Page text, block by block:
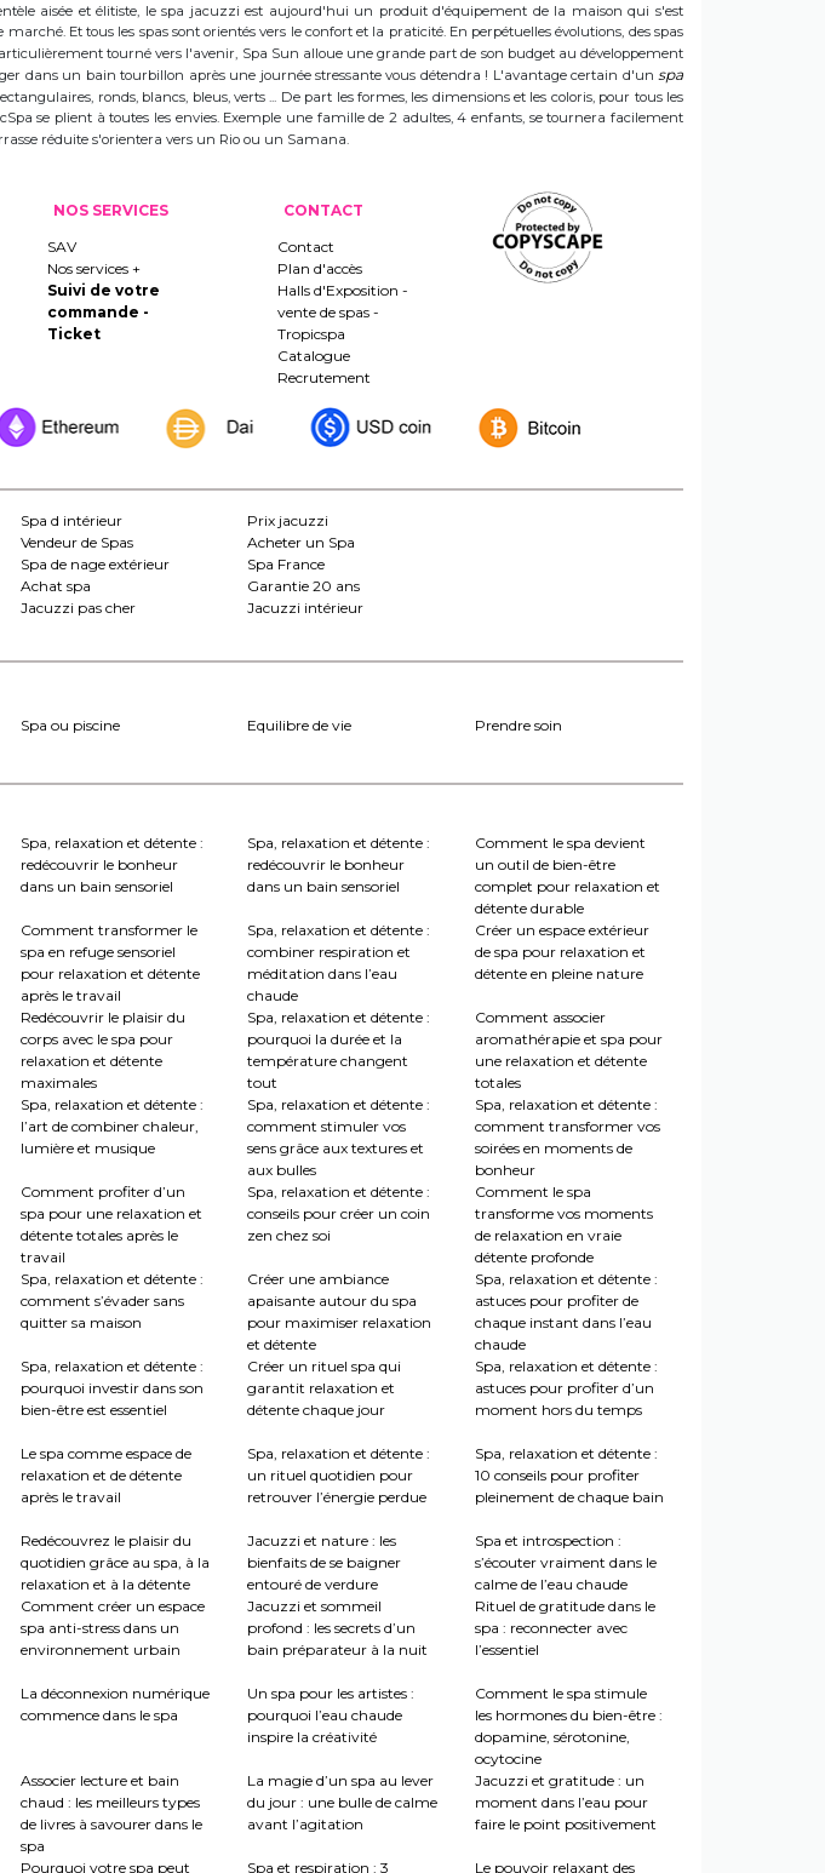
aisée et élitiste, le spa jacuzzi est aujourd'hui un produit d'équipement de la maison qui s'est
Et tous les spas sont orientés vers le confort et la praticité. En perpétuelles évolutions, des spas
tourné vers l'avenir, Spa Sun alloue une grande part de son budget au développement
dans un bain tourbillon après une journée stressante vous détendra ! L'avantage certain d'un spa
ronds, blancs, bleus, verts ... De part les formes, les dimensions et les coloris, pour tous les
se plient à toutes les envies. Exemple une famille de 2 adultes, 4 enfants, se tournera facilement
réduite s'orientera vers un Rio ou un Samana.
NOS SERVICES
SAV
Nos services +
Suivi de votre
commande -
Ticket
CONTACT
Contact
Plan d'accès
Halls d'Exposition -
vente de spas -
Tropicspa
Catalogue
Recrutement
Spa d intérieur
Prix jacuzzi
Vendeur de Spas
Acheter un Spa
Spa de nage extérieur
Spa France
Achat spa
Garantie 20 ans
Jacuzzi pas cher
Jacuzzi intérieur
Spa ou piscine Equilibre de vie
Prendre soin
Spa, relaxation et détente :
redécouvrir le bonheur
dans un bain sensoriel
Spa, relaxation et détente :
redécouvrir le bonheur
dans un bain sensoriel
Comment le spa devient
un outil de bien-être
complet pour relaxation et
détente durable
Comment transformer le
spa en refuge sensoriel
pour relaxation et détente
après le travail
Spa, relaxation et détente :
combiner respiration et
méditation dans l’eau
chaude
Créer un espace extérieur
de spa pour relaxation et
détente en pleine nature
Redécouvrir le plaisir du
corps avec le spa pour
relaxation et détente
maximales
Spa, relaxation et détente :
pourquoi la durée et la
température changent
tout
Comment associer
aromathérapie et spa pour
une relaxation et détente
totales
Spa, relaxation et détente :
l’art de combiner chaleur,
lumière et musique
Spa, relaxation et détente :
comment stimuler vos
sens grâce aux textures et
aux bulles
Spa, relaxation et détente :
comment transformer vos
soirées en moments de
bonheur
Comment profiter d’un
spa pour une relaxation et
détente totales après le
travail
Spa, relaxation et détente :
conseils pour créer un coin
zen chez soi
Comment le spa
transforme vos moments
de relaxation en vraie
détente profonde
Spa, relaxation et détente :
comment s’évader sans
quitter sa maison
Créer une ambiance
apaisante autour du spa
pour maximiser relaxation
et détente
Spa, relaxation et détente :
astuces pour profiter de
chaque instant dans l’eau
chaude
Spa, relaxation et détente :
pourquoi investir dans son
bien-être est essentiel
Créer un rituel spa qui
garantit relaxation et
détente chaque jour
Spa, relaxation et détente :
astuces pour profiter d’un
moment hors du temps
Le spa comme espace de
relaxation et de détente
après le travail
Spa, relaxation et détente :
un rituel quotidien pour
retrouver l’énergie perdue
Spa, relaxation et détente :
10 conseils pour profiter
pleinement de chaque bain
Redécouvrez le plaisir du
quotidien grâce au spa, à la
relaxation et à la détente
Jacuzzi et nature : les
bienfaits de se baigner
entouré de verdure
Spa et introspection :
s’écouter vraiment dans le
calme de l’eau chaude
Comment créer un espace
spa anti-stress dans un
environnement urbain
Jacuzzi et sommeil
profond : les secrets d’un
bain préparateur à la nuit
Rituel de gratitude dans le
spa : reconnecter avec
l’essentiel
La déconnexion numérique
commence dans le spa
Un spa pour les artistes :
pourquoi l’eau chaude
inspire la créativité
Comment le spa stimule
les hormones du bien-être :
dopamine, sérotonine,
ocytocine
Associer lecture et bain
chaud : les meilleurs types
de livres à savourer dans le
spa
La magie d’un spa au lever
du jour : une bulle de calme
avant l’agitation
Jacuzzi et gratitude : un
moment dans l’eau pour
faire le point positivement
Pourquoi votre spa peut Spa et respiration : 3 Le pouvoir relaxant des